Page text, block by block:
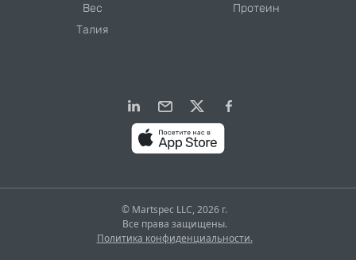
Вес
Талия
Протеин
© Martspec LLC, 2026 г.
Все права защищены.
Политика конфиденциальности.